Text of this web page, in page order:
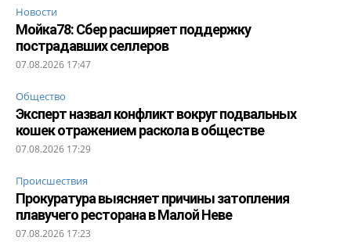
Новости
Мойка78: Сбер расширяет поддержку
пострадавших селлеров
07.08.2026 17:47
Общество
Эксперт назвал конфликт вокруг подвальных
кошек отражением раскола в обществе
07.08.2026 17:29
Происшествия
Прокуратура выясняет причины затопления
плавучего ресторана в Малой Неве
07.08.2026 17:23